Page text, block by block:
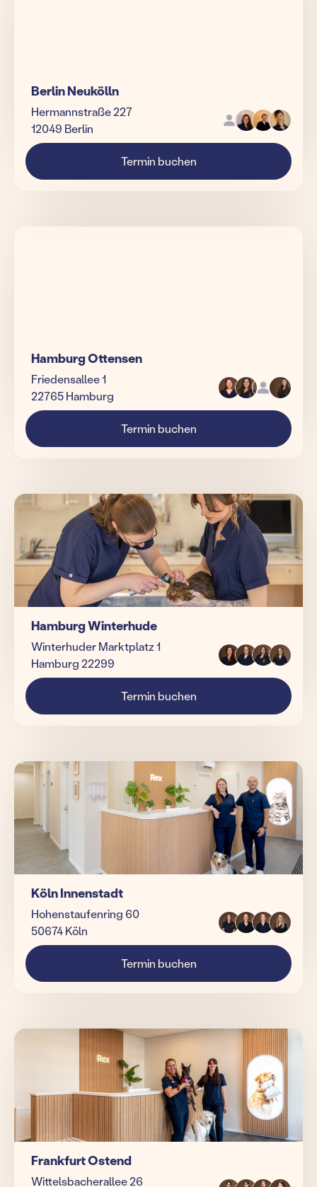
Berlin Neukölln
Hermannstraße 227
12049 Berlin
Termin buchen
Hamburg Ottensen
Friedensallee 1
22765 Hamburg
Termin buchen
Hamburg Winterhude
Winterhuder Marktplatz 1
Hamburg 22299
Termin buchen
Köln Innenstadt
Hohenstaufenring 60
50674 Köln
Termin buchen
Frankfurt Ostend
Wittelsbacherallee 26